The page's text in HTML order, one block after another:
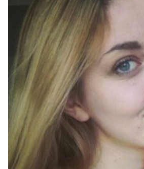
Nossa comunidade